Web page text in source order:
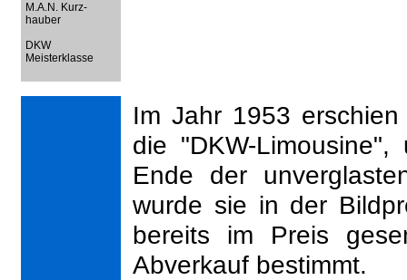
M.A.N. Kurz-
hauber
DKW
Meisterklasse
Im Jahr 1953
die "DKW-
Ende der
wurde sie in der
bereits im Preis
Abverkauf bestimmt.